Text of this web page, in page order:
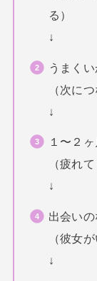
る）
↓
うまく
（次に
↓
１〜２
（疲れ
↓
出会い
（彼女
↓